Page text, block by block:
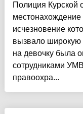
Полиция Курской
исчезновение
вызвало широкую
на девочку была
сотрудниками
правоохра...